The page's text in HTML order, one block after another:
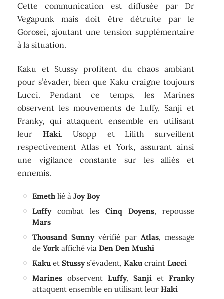
Cette communication est diffusée par Dr
Vegapunk mais doit être détruite par le
Gorosei, ajoutant une tension supplémentaire
à la situation.
Kaku et Stussy profitent du chaos ambiant
pour s’évader, bien que Kaku craigne toujours
Lucci. Pendant ce temps, les Marines
observent les mouvements de Luffy, Sanji et
Franky, qui attaquent ensemble en utilisant
leur Haki. Usopp et Lilith surveillent
respectivement Atlas et York, assurant ainsi
une vigilance constante sur les alliés et
ennemis.
Emeth lié àJoy Boy
Luffy combat les Cinq Doyens, repousse
Mars
Thousand Sunny vérifié par Atlas, message
deYork affiché viaDen Den Mushi
Kaku etStussy s’évadent,Kaku craintLucci
Marines observent Luffy,Sanji et Franky
attaquent ensemble en utilisant leurHaki